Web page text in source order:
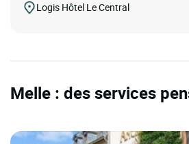
Logis Hôtel Le Central
Melle : des services